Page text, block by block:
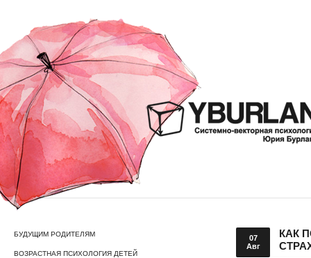
БУДУЩИМ РОДИТЕЛЯМ
ВОЗРАСТНАЯ ПСИХОЛОГИЯ ДЕТЕЙ
07
Авг
КАК